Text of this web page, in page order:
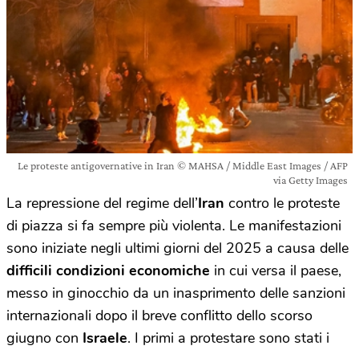
Le proteste antigovernative in Iran © MAHSA / Middle East Images / AFP
via Getty Images
La repressione del regime dell’Iran contro le proteste
di piazza si fa sempre più violenta. Le manifestazioni
sono iniziate negli ultimi giorni del 2025 a causa delle
difficili condizioni economiche in cui versa il paese,
messo in ginocchio da un inasprimento delle sanzioni
internazionali dopo il breve conflitto dello scorso
giugno con Israele. I primi a protestare sono stati i